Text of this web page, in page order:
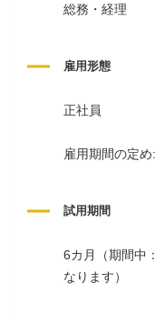
総務・経理
雇用形態
正社員
雇用期間の定め
試用期間
6カ月（期間中
なります）